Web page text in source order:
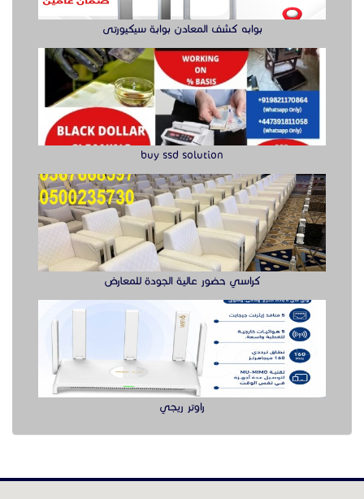
كراسي حضور عالية الجودة للمعارض
راوتر ريجي
الدول